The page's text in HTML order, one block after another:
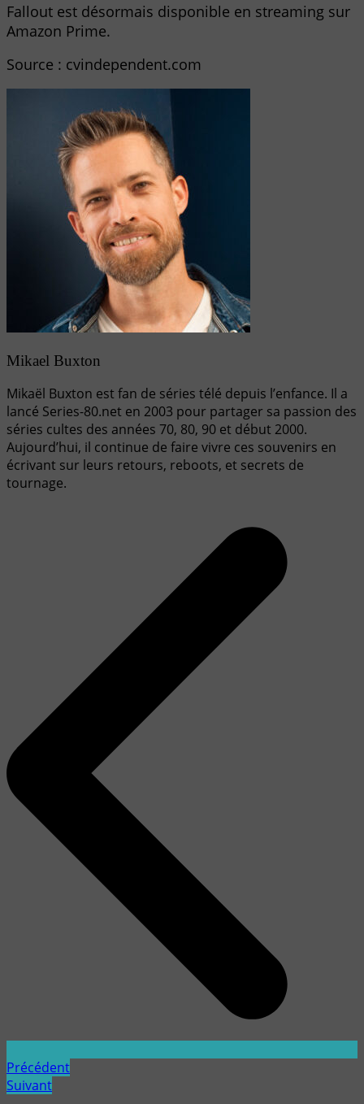
Fallout est désormais disponible en streaming sur
Amazon Prime.
Source : cvindependent.com
Mikael Buxton
Mikaël Buxton est fan de séries télé depuis l’enfance. Il a
lancé Series-80.net en 2003 pour partager sa passion des
séries cultes des années 70, 80, 90 et début 2000.
Aujourd’hui, il continue de faire vivre ces souvenirs en
écrivant sur leurs retours, reboots, et secrets de
tournage.
Précédent
Suivant